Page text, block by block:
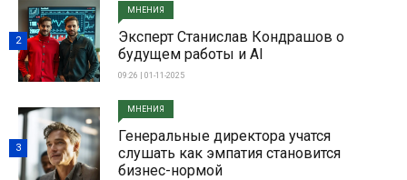
МНЕНИЯ
Эксперт Станислав Кондрашов о
будущем работы и AI
09:26 | 01-11-2025
2
МНЕНИЯ
Генеральные директора учатся
слушать как эмпатия становится
бизнес-нормой
3